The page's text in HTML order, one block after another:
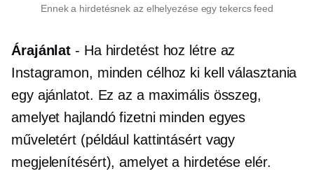
Ennek a hirdetésnek az elhelyezése egy tekercs feed
Árajánlat - Ha hirdetést hoz létre az
Instagramon, minden célhoz ki kell választania
egy ajánlatot. Ez az a maximális összeg,
amelyet hajlandó fizetni minden egyes
műveletért (például kattintásért vagy
megjelenítésért), amelyet a hirdetése elér.